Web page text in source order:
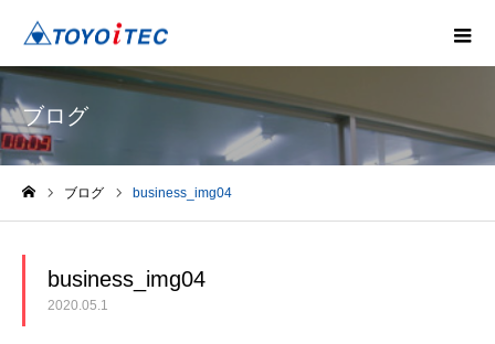
ブログ
ブログ business_img04
business_img04
2020.05.1